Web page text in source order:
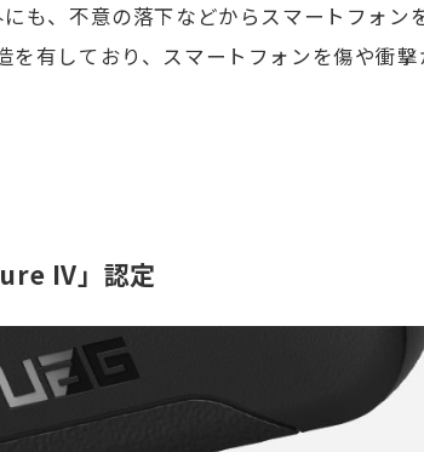
も、不意の落下などからスマートフォン
を有しており、スマートフォンを傷や衝撃
IV」認定